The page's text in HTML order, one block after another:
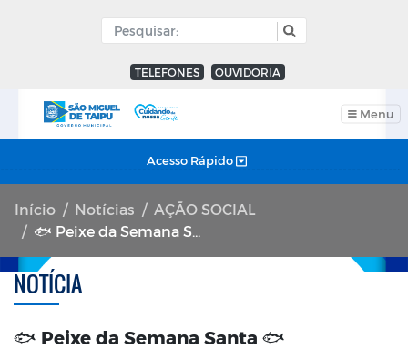
TELEFONES OUVIDORIA
Menu
Acesso Rápido
Início Notícias
AÇÃO SOCIAL
🐟 Peixe da Semana Santa 🐟
NOTÍCIA
🐟 Peixe da Semana Santa 🐟